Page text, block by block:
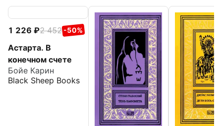
1 226 2 452 -50%
Астарта. В
конечном счете
Бойе Карин
Black Sheep Books